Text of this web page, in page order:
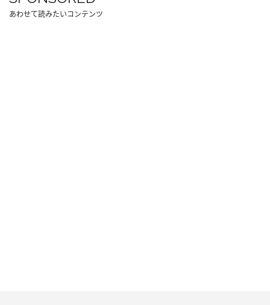
あわせて読みたいコンテンツ